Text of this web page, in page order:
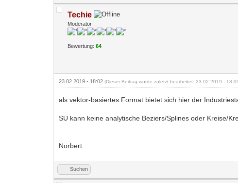
Techie
Moderator
Bewertung:64
23.02.2019 - 18:02(Dieser Beitrag wurde zuletzt bearbeitet: 23.02.2019 -
als vektor-basiertes Format bietet sich hier der
SU kann keine analytische Beziers/Splines oder Kreise/
Norbert
Suchen